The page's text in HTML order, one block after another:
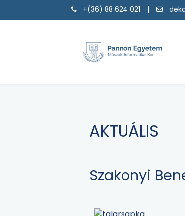
+(36) 88 624 021 |
AKTUÁLIS
Szakonyi